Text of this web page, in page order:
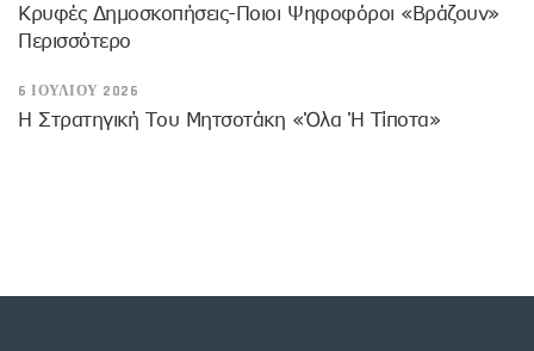
Κρυφές Δημοσκοπήσεις-Ποιοι Ψηφοφόροι «βράζουν»
Περισσότερο
6 ΙΟΥΛΊΟΥ 2026
Η Στρατηγική Του Μητσοτάκη «όλα Ή Τίποτα»